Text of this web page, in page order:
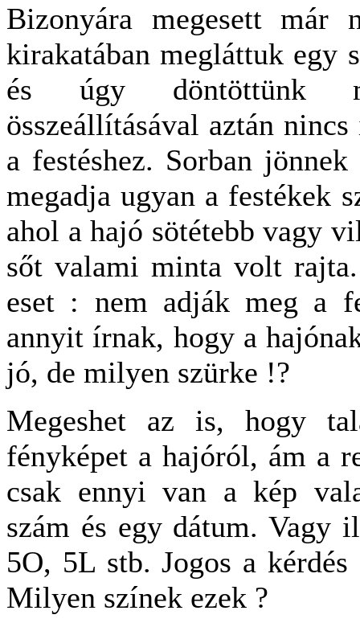
Bizonyára megesett már
kirakatában megláttuk egy
és úgy döntöttünk
összeállításával aztán
a festéshez. Sorban
megadja ugyan a festékek
ahol a hajó sötétebb vagy
sőt valami minta volt
eset : nem adják meg a
annyit írnak, hogy a
jó, de milyen szürke !?
Megeshet az is, hogy
fényképet a hajóról, ám a
csak ennyi van a kép
szám és egy dátum. Vagy
5O, 5L stb. Jogos a
Milyen színek ezek ?